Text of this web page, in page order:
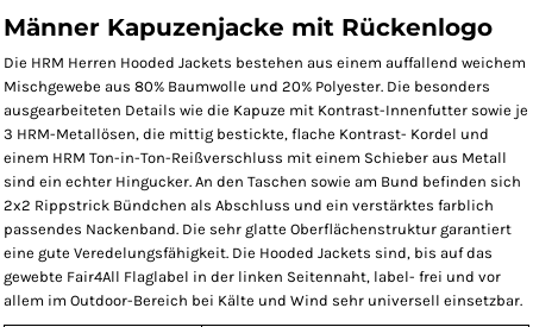
Männer Kapuzenjacke mit Rückenlogo
Die HRM Herren Hooded Jackets bestehen aus einem auffallend weichem
Mischgewebe aus 80% Baumwolle und 20% Polyester. Die besonders
ausgearbeiteten Details wie die Kapuze mit Kontrast-Innenfutter sowie je
3 HRM-Metallösen, die mittig bestickte, flache Kontrast- Kordel und
einem HRM Ton-in-Ton-Reißverschluss mit einem Schieber aus Metall
sind ein echter Hingucker. An den Taschen sowie am Bund befinden sich
2x2 Rippstrick Bündchen als Abschluss und ein verstärktes farblich
passendes Nackenband. Die sehr glatte Oberflächenstruktur garantiert
eine gute Veredelungsfähigkeit. Die Hooded Jackets sind, bis auf das
gewebte Fair4All Flaglabel in der linken Seitennaht, label- frei und vor
allem im Outdoor-Bereich bei Kälte und Wind sehr universell einsetzbar.